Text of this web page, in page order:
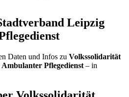
Leipzig
Daten und Infos zu Volkssolidarität
Pflegedienst – in